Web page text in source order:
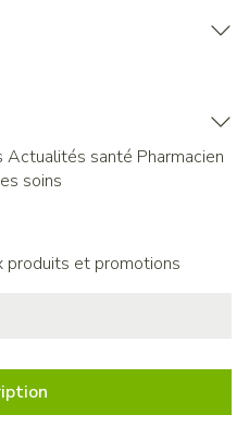
Actualités santé Pharmacien
soins
produits et promotions